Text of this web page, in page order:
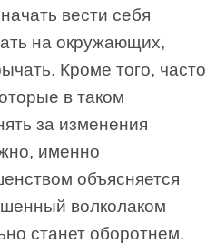
вести себя
на окружающих,
Кроме того, часто
в таком
за изменения
именно
объясняется
волколаком
станет оборотнем.